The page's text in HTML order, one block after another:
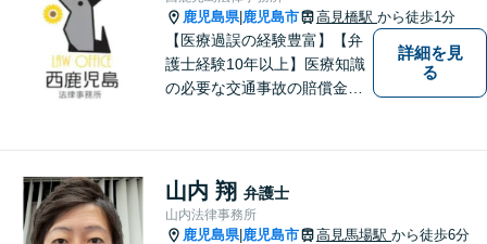
みずほ法律事務所の思いで
す。
鹿児島県| 鹿児島市 高見橋駅 から徒歩1分
【医療過誤の経験豊富】【弁
護士経験10年以上】医療知識
の必要な交通事故の賠償金請
さい。依頼者様との信頼関係
を大切に解決へ向けて尽力い
たします。【休日・夜間対応
詳細を見
る
山内 翔 弁護士
山内法律事務所
鹿児島県| 鹿児島市 高見馬場駅 から徒歩6分